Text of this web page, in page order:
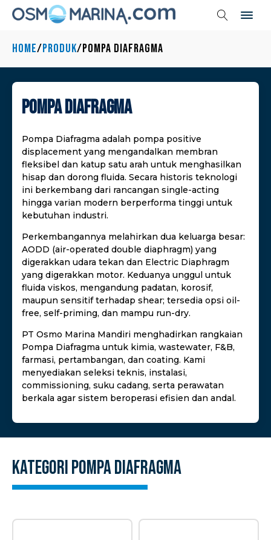
Home/Produk/Pompa Diafragma
Pompa Diafragma
Pompa Diafragma adalah pompa positive
displacement yang mengandalkan membran
fleksibel dan katup satu arah untuk menghasilkan
hisap dan dorong fluida. Secara historis teknologi
ini berkembang dari rancangan single-acting
hingga varian modern berperforma tinggi untuk
kebutuhan industri.
Perkembangannya melahirkan dua keluarga besar:
AODD (air-operated double diaphragm) yang
digerakkan udara tekan dan Electric Diaphragm
yang digerakkan motor. Keduanya unggul untuk
fluida viskos, mengandung padatan, korosif,
maupun sensitif terhadap shear; tersedia opsi oil-
free, self-priming, dan mampu run-dry.
PT Osmo Marina Mandiri menghadirkan rangkaian
Pompa Diafragma untuk kimia, wastewater, F&B,
farmasi, pertambangan, dan coating. Kami
menyediakan seleksi teknis, instalasi,
commissioning, suku cadang, serta perawatan
berkala agar sistem beroperasi efisien dan andal.
KategoriPompa Diafragma